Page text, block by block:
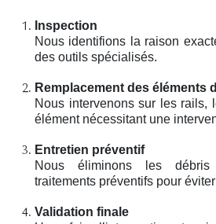
Inspection
Nous identifions la raison
des outils spécialisés.
Remplacement des éléments
Nous intervenons sur les rails,
élément nécessitant une
Entretien préventif
Nous éliminons les
traitements préventifs pour
Validation finale